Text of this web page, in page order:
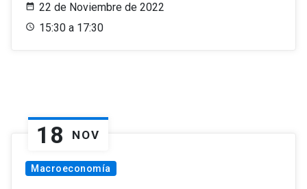
22 de Noviembre de 2022
15:30 a 17:30
18 NOV
Macroeconomía